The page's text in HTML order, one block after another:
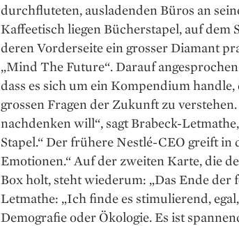
durchfluteten, ausladenden Büros an
Kaffeetisch liegen Bücherstapel, auf dem
deren Vorderseite ein grosser Diamant
„Mind The Future“. Darauf
dass es sich um ein Kom­pendium
grossen Fragen der Zukunft zu
nachdenken will“, sagt Brabeck-
Stapel.“ Der frühere Nestlé-CEO greift
Emotionen.“ Auf der zweiten Karte, die
Box holt, steht wiederum: „Das Ende der
Letmathe: „Ich finde es stimulierend,
Demografie oder Ökologie. Es ist